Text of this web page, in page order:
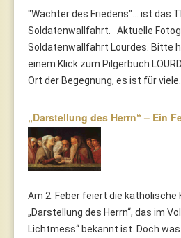
"Wächter des Friedens"... ist das
Soldatenwallfahrt. Aktuelle
Soldatenwallfahrt Lourdes. Bitte
einem Klick zum Pilgerbuch
Ort der Begegnung, es ist für viele...
„Darstellung des Herrn“ – Ein
Am 2. Feber feiert die katholische
„Darstellung des Herrn“, das im
Lichtmess“ bekannt ist. Doch